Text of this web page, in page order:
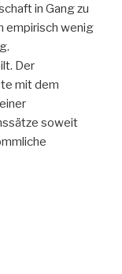
in Gang zu
empirisch wenig
Der
mit dem
soweit